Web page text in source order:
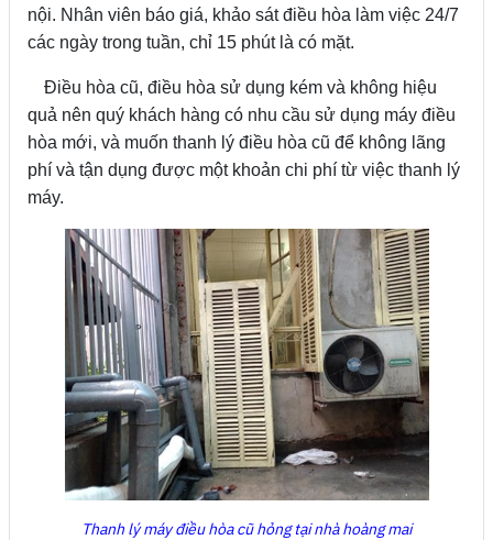
nội. Nhân viên báo giá, khảo sát điều hòa làm việc 24/7
các ngày trong tuần, chỉ 15 phút là có mặt.
Điều hòa cũ, điều hòa sử dụng kém và không hiệu
quả nên quý khách hàng có nhu cầu sử dụng máy điều
hòa mới, và muốn thanh lý điều hòa cũ để không lãng
phí và tận dụng được một khoản chi phí từ việc thanh lý
máy.
Thanh lý máy điều hòa cũ hỏng tại nhà hoàng mai